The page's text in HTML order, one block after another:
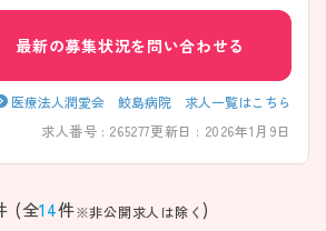
最新の募集状況を問い合わせる
医療法人潤愛会 鮫島病院 求人一覧はこちら
求人番号 : 265277更新日 : 2026年1月9日
(全14件※非公開求人は除く )